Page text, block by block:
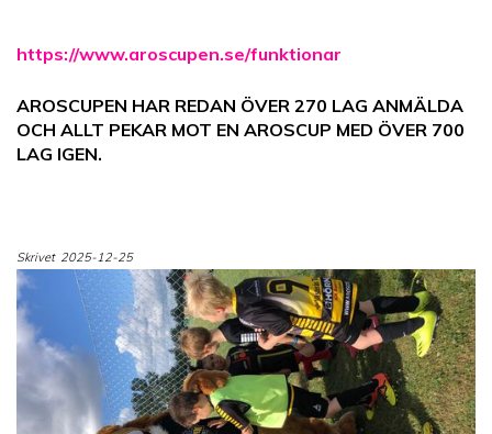
https://www.aroscupen.se/funktionar
AROSCUPEN HAR REDAN ÖVER 270 LAG ANMÄLDA
OCH ALLT PEKAR MOT EN AROSCUP MED ÖVER 700
LAG IGEN.
Skrivet 2025-12-25